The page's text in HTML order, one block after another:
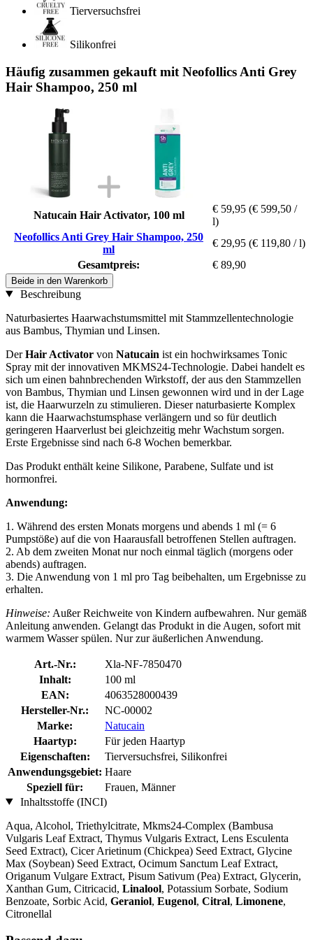
Tierversuchsfrei
Silikonfrei
Häufig zusammen gekauft mit Neofollics Anti Grey
Hair Shampoo, 250 ml
Natucain Hair Activator, 100 ml
€ 59,95 (€ 599,50 /
l)
Neofollics Anti Grey Hair Shampoo, 250
ml
€ 29,95 (€ 119,80 / l)
Gesamtpreis:
€ 89,90
Beide in den Warenkorb
Beschreibung
Naturbasiertes Haarwachstumsmittel mit Stammzellentechnologie
aus Bambus, Thymian und Linsen.
DerHair Activator von Natucain ist ein hochwirksames Tonic
Spray mit der innovativen MKMS24-Technologie. Dabei handelt es
sich um einen bahnbrechenden Wirkstoff, der aus den Stammzellen
von Bambus, Thymian und Linsen gewonnen wird und in der Lage
ist, die Haarwurzeln zu stimulieren. Dieser naturbasierte Komplex
kann die Haarwachstumsphase verlängern und so für deutlich
geringeren Haarverlust bei gleichzeitig mehr Wachstum sorgen.
Erste Ergebnisse sind nach 6-8 Wochen bemerkbar.
Das Produkt enthält keine Silikone, Parabene, Sulfate und ist
hormonfrei.
Anwendung:
1. Während des ersten Monats morgens und abends 1 ml (= 6
Pumpstöße) auf die von Haarausfall betroffenen Stellen auftragen.
2. Ab dem zweiten Monat nur noch einmal täglich (morgens oder
abends) auftragen.
3. Die Anwendung von 1 ml pro Tag beibehalten, um Ergebnisse zu
erhalten.
Hinweise: Außer Reichweite von Kindern aufbewahren. Nur gemäß
Anleitung anwenden. Gelangt das Produkt in die Augen, sofort mit
warmem Wasser spülen. Nur zur äußerlichen Anwendung.
Art.-Nr.:
Xla-NF-7850470
Inhalt:
100 ml
EAN:
4063528000439
Hersteller-Nr.:
NC-00002
Marke:
Natucain
Haartyp:
Für jeden Haartyp
Eigenschaften:
Tierversuchsfrei, Silikonfrei
Anwendungsgebiet: Haare
Speziell für:
Frauen, Männer
Inhaltsstoffe (INCI)
Aqua, Alcohol, Triethylcitrate, Mkms24-Complex (Bambusa
Vulgaris Leaf Extract, Thymus Vulgaris Extract, Lens Esculenta
Seed Extract), Cicer Arietinum (Chickpea) Seed Extract, Glycine
Max (Soybean) Seed Extract, Ocimum Sanctum Leaf Extract,
Origanum Vulgare Extract, Pisum Sativum (Pea) Extract, Glycerin,
Xanthan Gum, Citricacid, Linalool, Potassium Sorbate, Sodium
Benzoate, Sorbic Acid, Geraniol, Eugenol, Citral, Limonene,
Citronellal